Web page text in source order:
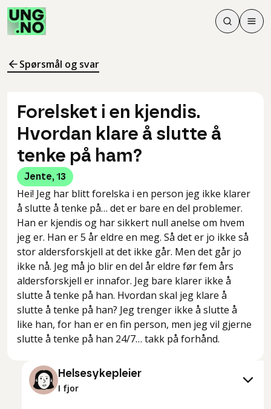
Søk
Søk
Meny
Spørsmål og svar
Forelsket i en kjendis.
Hvordan klare å slutte å
tenke på ham?
Jente, 13
Hei! Jeg har blitt forelska i en person jeg ikke klarer
å slutte å tenke på… det er bare en del problemer.
Han er kjendis og har sikkert null anelse om hvem
jeg er. Han er 5 år eldre en meg. Så det er jo ikke så
stor aldersforskjell at det ikke går. Men det går jo
ikke nå. Jeg må jo blir en del år eldre før fem års
aldersforskjell er innafor. Jeg bare klarer ikke å
slutte å tenke på han. Hvordan skal jeg klare å
slutte å tenke på han? Jeg trenger ikke å slutte å
like han, for han er en fin person, men jeg vil gjerne
slutte å tenke på han 24/7… takk på forhånd.
Helsesykepleier
I fjor